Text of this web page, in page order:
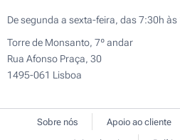
De segunda a sexta-feira, das 7:30h às
Torre de Monsanto, 7º andar
Rua Afonso Praça, 30
1495-061 Lisboa
Sobre nós Apoio ao cliente